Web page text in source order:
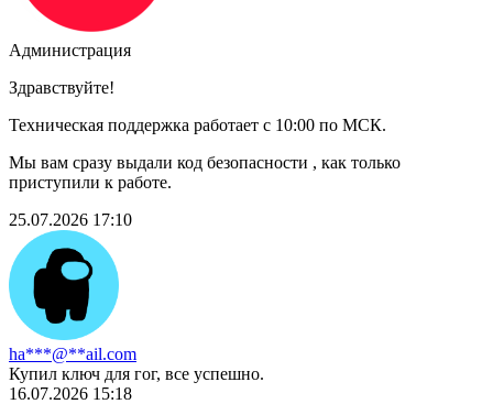
Администрация
Здравствуйте!
Техническая поддержка работает с 10:00 по МСК.
Мы вам сразу выдали код безопасности , как только
приступили к работе.
25.07.2026 17:10
ha***@**ail.com
Купил ключ для гог, все успешно.
16.07.2026 15:18